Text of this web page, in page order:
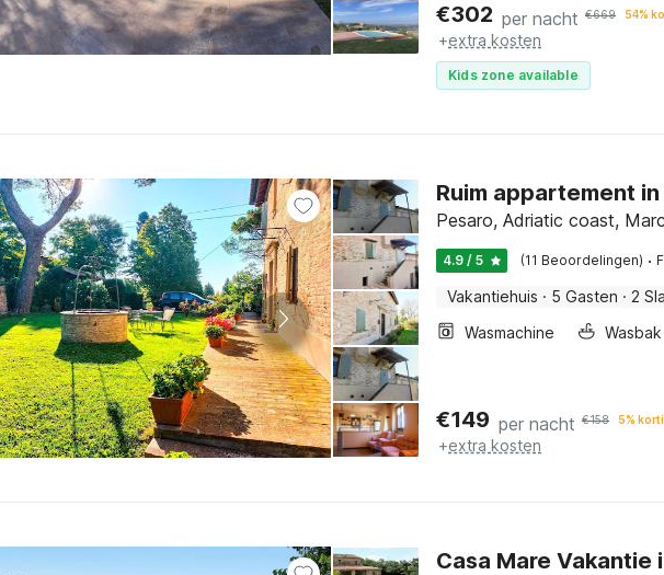
€302 per nacht €669 54%
+extra kosten
Kids zone available
Ruim appartement
Pesaro, Adriatic coast,
4.9 / 5 (11 Beoordelingen) ·
Vakantiehuis · 5 Gasten · 2
Wasmachine
Wasbak
€149 per nacht €158 5%
+extra kosten
Casa Mare Vakantie